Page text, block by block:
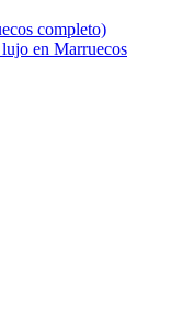
completo)
en Marruecos